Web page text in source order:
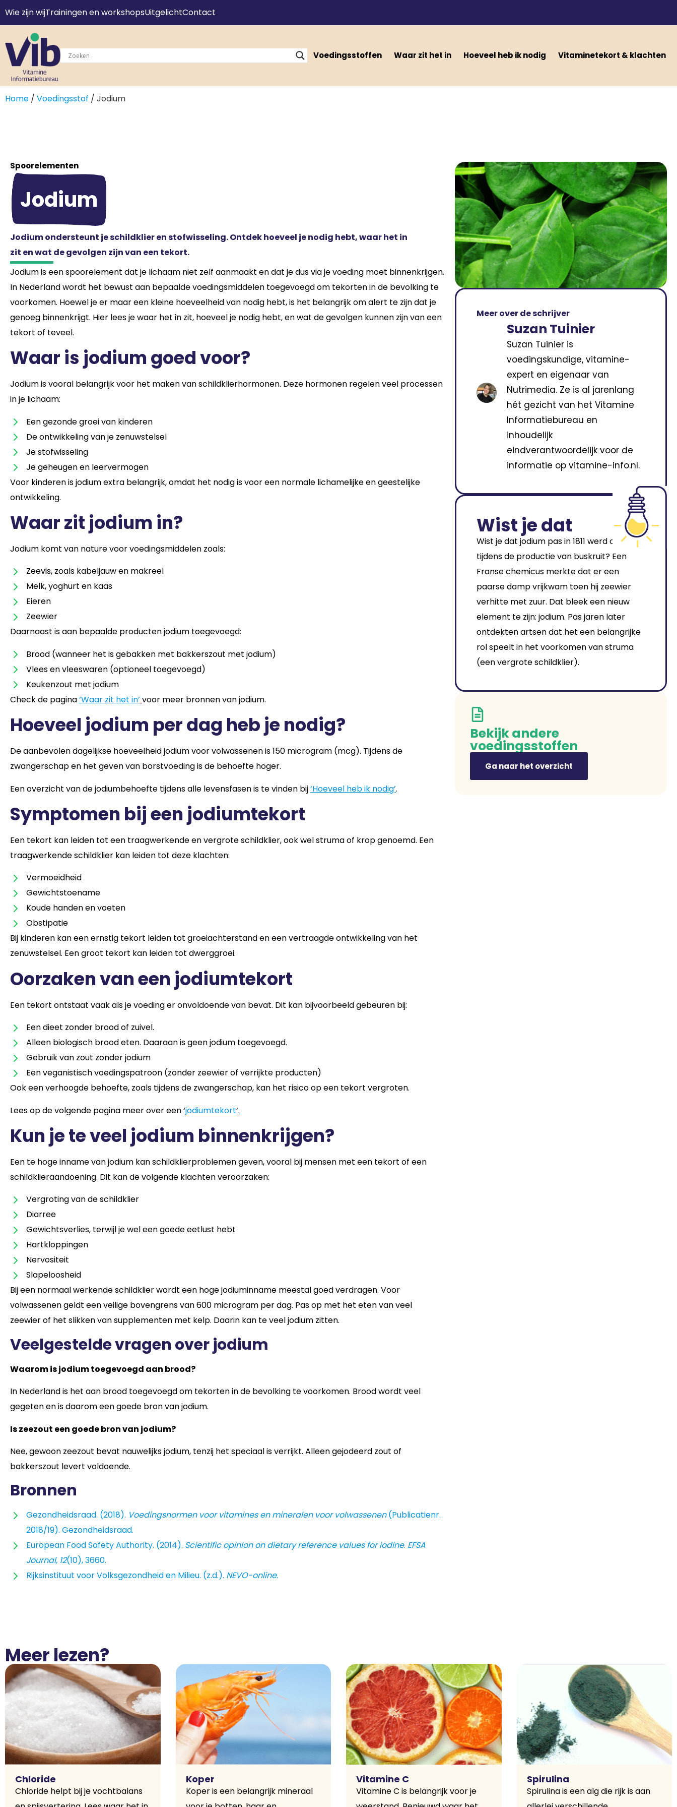
Wie zijn wijTrainingen en workshopsUitgelichtContact
Voedingsstoffen Waar zit het in Hoeveel heb ik nodig Vitaminetekort & klachten
Home / Voedingsstof / Jodium
Spoorelementen
Jodium
Jodium ondersteunt je schildklier en stofwisseling. Ontdek hoeveel je nodig hebt, waar het in
zit en wat de gevolgen zijn van een tekort.
Jodium is een spoorelement dat je lichaam niet zelf aanmaakt en dat je dus via je voeding moet binnenkrijgen.
In Nederland wordt het bewust aan bepaalde voedingsmiddelen toegevoegd om tekorten in de bevolking te
voorkomen. Hoewel je er maar een kleine hoeveelheid van nodig hebt, is het belangrijk om alert te zijn dat je
genoeg binnenkrijgt. Hier lees je waar het in zit, hoeveel je nodig hebt, en wat de gevolgen kunnen zijn van een
tekort of teveel.
Waar is jodium goed voor?
Jodium is vooral belangrijk voor het maken van schildklierhormonen. Deze hormonen regelen veel processen
in je lichaam:
Een gezonde groei van kinderen
De ontwikkeling van je zenuwstelsel
Je stofwisseling
Je geheugen en leervermogen
Voor kinderen is jodium extra belangrijk, omdat het nodig is voor een normale lichamelijke en geestelijke
ontwikkeling.
Waar zit jodium in?
Jodium komt van nature voor voedingsmiddelen zoals:
Zeevis, zoals kabeljauw en makreel
Melk, yoghurt en kaas
Eieren
Zeewier
Daarnaast is aan bepaalde producten jodium toegevoegd:
Brood (wanneer het is gebakken met bakkerszout met jodium)
Vlees en vleeswaren (optioneel toegevoegd)
Keukenzout met jodium
Check de pagina‘Waar zit het in’ voor meer bronnen van jodium.
Hoeveel jodium per dag heb je nodig?
De aanbevolen dagelijkse hoeveelheid jodium voor volwassenen is 150 microgram (mcg). Tijdens de
zwangerschap en het geven van borstvoeding is de behoefte hoger.
Een overzicht van de jodiumbehoefte tijdens alle levensfasen is te vinden bij‘Hoeveel heb ik nodig’.
Symptomen bij een jodiumtekort
Een tekort kan leiden tot een traagwerkende en vergrote schildklier, ook wel struma of krop genoemd. Een
traagwerkende schildklier kan leiden tot deze klachten:
Vermoeidheid
Gewichtstoename
Koude handen en voeten
Obstipatie
Bij kinderen kan een ernstig tekort leiden tot groeiachterstand en een vertraagde ontwikkeling van het
zenuwstelsel. Een groot tekort kan leiden tot dwerggroei.
Oorzaken van een jodiumtekort
Een tekort ontstaat vaak als je voeding er onvoldoende van bevat. Dit kan bijvoorbeeld gebeuren bij:
Een dieet zonder brood of zuivel.
Alleen biologisch brood eten. Daaraan is geen jodium toegevoegd.
Gebruik van zout zonder jodium
Een veganistisch voedingspatroon (zonder zeewier of verrijkte producten)
Ook een verhoogde behoefte, zoals tijdens de zwangerschap, kan het risico op een tekort vergroten.
Lees op de volgende pagina meer over een‘jodiumtekort‘.
Kun je te veel jodium binnenkrijgen?
Een te hoge inname van jodium kan schildklierproblemen geven, vooral bij mensen met een tekort of een
schildklieraandoening. Dit kan de volgende klachten veroorzaken:
Vergroting van de schildklier
Diarree
Gewichtsverlies, terwijl je wel een goede eetlust hebt
Hartkloppingen
Nervositeit
Slapeloosheid
Bij een normaal werkende schildklier wordt een hoge jodiuminname meestal goed verdragen. Voor
volwassenen geldt een veilige bovengrens van 600 microgram per dag. Pas op met het eten van veel
zeewier of het slikken van supplementen met kelp. Daarin kan te veel jodium zitten.
Veelgestelde vragen over jodium
Waarom is jodium toegevoegd aan brood?
In Nederland is het aan brood toegevoegd om tekorten in de bevolking te voorkomen. Brood wordt veel
gegeten en is daarom een goede bron van jodium.
Is zeezout een goede bron van jodium?
Nee, gewoon zeezout bevat nauwelijks jodium, tenzij het speciaal is verrijkt. Alleen gejodeerd zout of
bakkerszout levert voldoende.
Bronnen
Gezondheidsraad. (2018). Voedingsnormen voor vitamines en mineralen voor volwassenen(Publicatienr.
2018/19). Gezondheidsraad.
European Food Safety Authority. (2014). Scientific opinion on dietary reference values for iodine. EFSA
Journal, 12(10), 3660.
Rijksinstituut voor Volksgezondheid en Milieu. (z.d.). NEVO-online.
Meer over de schrijver
Suzan Tuinier
Suzan Tuinier is
voedingskundige, vitamine-
expert en eigenaar van
Nutrimedia. Ze is al jarenlang
hét gezicht van het Vitamine
Informatiebureau en
inhoudelijk
eindverantwoordelijk voor de
informatie op vitamine-info.nl.
Wist je dat
Wist je dat jodium pas in 1811 werd ontdekt
tijdens de productie van buskruit? Een
Franse chemicus merkte dat er een
paarse damp vrijkwam toen hij zeewier
verhitte met zuur. Dat bleek een nieuw
element te zijn: jodium. Pas jaren later
ontdekten artsen dat het een belangrijke
rol speelt in het voorkomen van struma
(een vergrote schildklier).
Bekijk andere
voedingsstoffen
Ga naar het overzicht
Meer lezen?
Chloride
Chloride helpt bij je vochtbalans
Koper
Koper is een belangrijk mineraal
Vitamine C
Vitamine C is belangrijk voor je
Spirulina
Spirulina is een alg die rijk is aan